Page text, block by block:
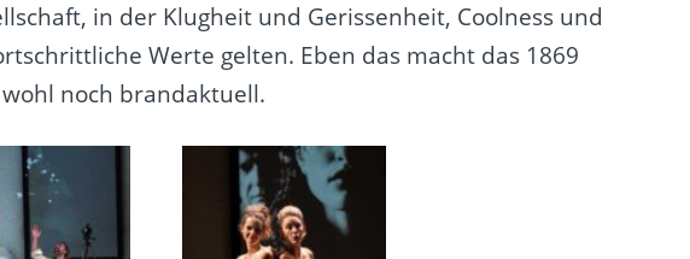
in der Klugheit und Gerissenheit, Coolness und
Werte gelten. Eben das macht das 1869
noch brandaktuell.